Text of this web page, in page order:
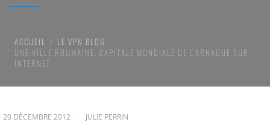
ACCUEIL
LE VPN BLOG
UNE VILLE ROUMAINE, CAPITALE MONDIALE DE L’ARNAQUE SUR
INTERNET
20 DÉCEMBRE 2012 JULIE PERRIN